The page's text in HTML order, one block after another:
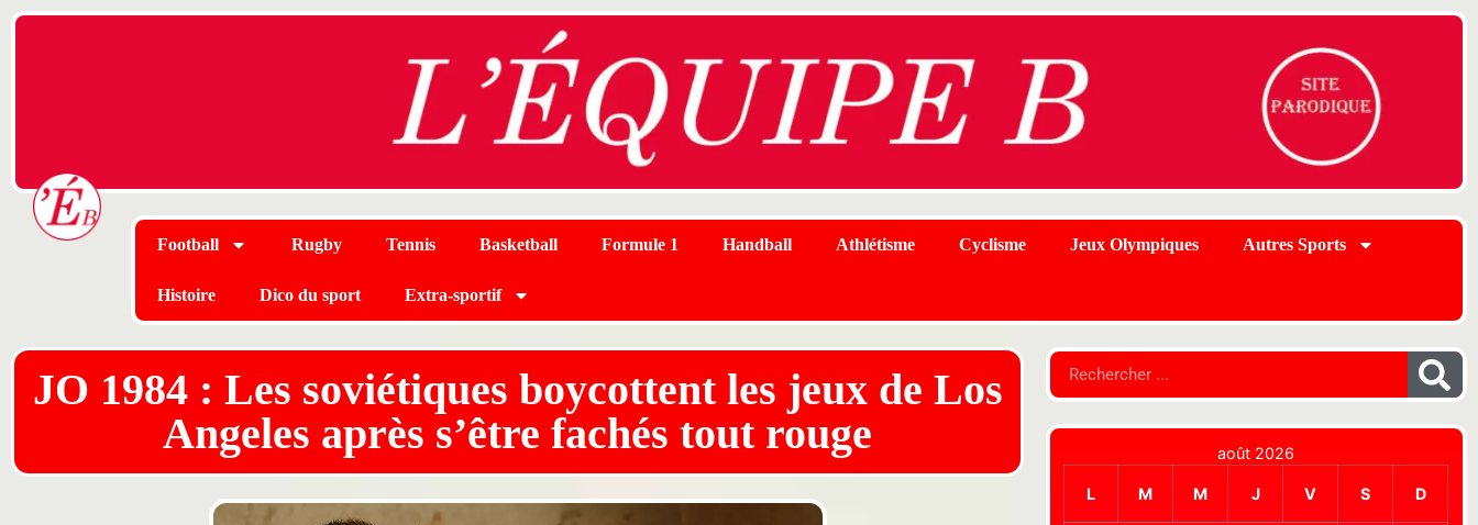
Football Rugby Tennis Basketball Formule 1 Handball Athlétisme Cyclisme Jeux Olympiques Autres Sports
Histoire Dico du sport Extra-sportif
JO 1984 : Les soviétiques boycottent les jeux de Los
Angeles après s’être fachés tout rouge
août 2026
L M M J V S D